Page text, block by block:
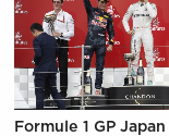
Formule 1 GP